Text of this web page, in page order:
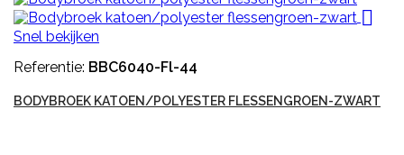

Snel bekijken
Referentie: BBC6040-Fl-44
BODYBROEK KATOEN/POLYESTER FLESSENGROEN-ZWART